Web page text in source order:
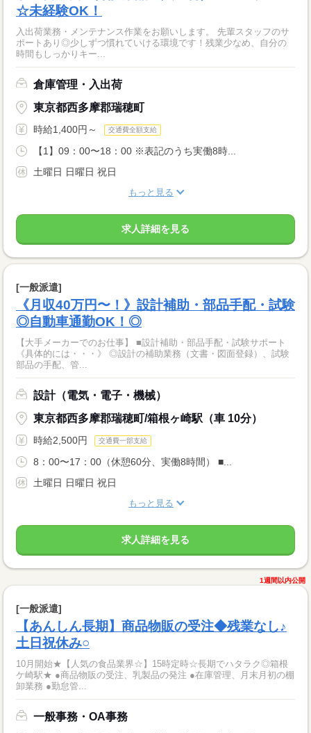
☆未経験OK！
入出荷業務・メンテナンス作業をお願いします。 先輩スタッフのサ
ポートあり◎少しずつ慣れていける環境です！残業少なめ、自分の
時間もしっかりキー...
倉庫管理・入出荷
東京都西多摩郡瑞穂町
時給1,400円～ 交通費全額支給
【1】09：00〜18：00 ※表記のうち実働8時...
土曜日 日曜日 祝日
もっと見る
求人詳細を見る
[一般派遣]
《月収40万円〜！》設計補助・部品手配・試験
◎自動車通勤OK！◎
【大手メーカーでのお仕事】 ■設計補助・部品手配・試験サポート
《具体的には・・・》 ◎設計の補助業務（文書・図面登録）、試験
部品の手配、管...
設計（電気・電子・機械）
東京都西多摩郡瑞穂町/箱根ヶ崎駅（車 10分）
時給2,500円 交通費一部支給
8：00〜17：00（休憩60分、実働8時間） ■...
土曜日 日曜日 祝日
もっと見る
求人詳細を見る
1週間以内公開
[一般派遣]
【あんしん長期】商品物販の受注◆残業なし♪
土日祝休み○
10月開始★【人気の食品業界☆】15時定時☆長期でハタラク◎箱根
ケ崎駅★ ●商品物販の受注、乳製品の発注 ●在庫管理、月末月初の棚
卸業務 ●勤怠管...
一般事務・OA事務